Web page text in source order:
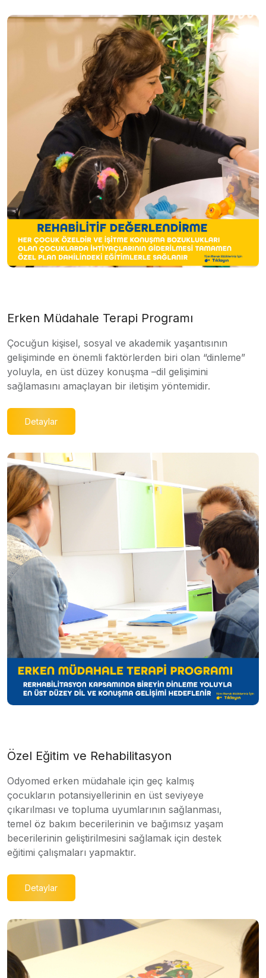
Erken Müdahale Terapi Programı
Çocuğun kişisel, sosyal ve akademik yaşantısının
gelişiminde en önemli faktörlerden biri olan “dinleme”
yoluyla, en üst düzey konuşma –dil gelişimini
sağlamasını amaçlayan bir iletişim yöntemidir.
Detaylar
Özel Eğitim ve Rehabilitasyon
Odyomed erken müdahale için geç kalmış
çocukların potansiyellerinin en üst seviyeye
çıkarılması ve topluma uyumlarının sağlanması,
temel öz bakım becerilerinin ve bağımsız yaşam
becerilerinin geliştirilmesini sağlamak için destek
eğitimi çalışmaları yapmaktır.
Detaylar